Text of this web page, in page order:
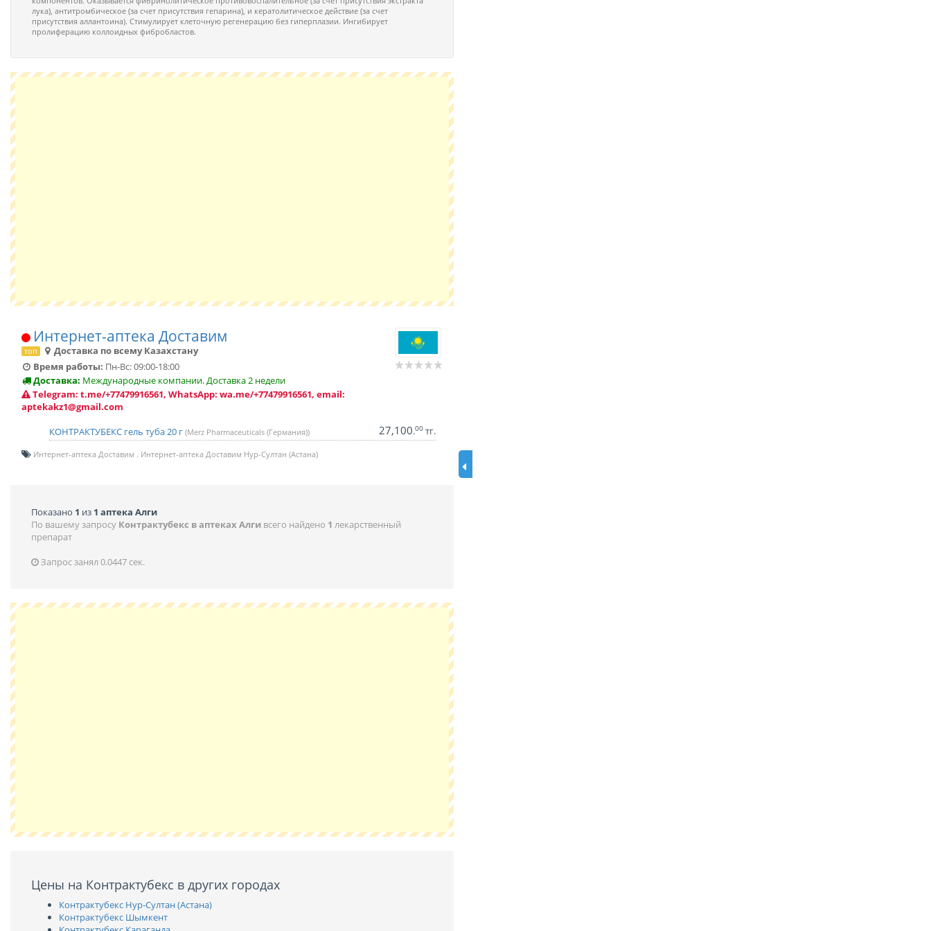
лука), антитромбическое (за счет присутствия гепарина), и кератолитическое действие (за счет
присутствия аллантоина). Стимулирует клеточную регенерацию без гиперплазии. Ингибирует
пролиферацию коллоидных фибробластов.
Интернет-аптека Доставим
топ
Доставка по всему Казахстану
Время работы: Пн-Вс: 09:00-18:00
Доставка: Международные компании. Доставка 2 недели
Telegram: t.me/+77479916561, WhatsApp: wa.me/+77479916561, email:
aptekakz1@gmail.com
КОНТРАКТУБЕКС гель туба 20 г (Merz Pharmaceuticals (Германия)) 27,100.00тг.
Интернет-аптека Доставим Интернет-аптека Доставим Нур-Султан (Астана)
Показано 1 из 1 аптека Алги
По вашему запросу Контрактубекс в аптеках Алги всего найдено 1 лекарственный
препарат
Запрос занял 0.0447 сек.
Цены на Контрактубекс в других городах
Контрактубекс Нур-Султан (Астана)
Контрактубекс Шымкент